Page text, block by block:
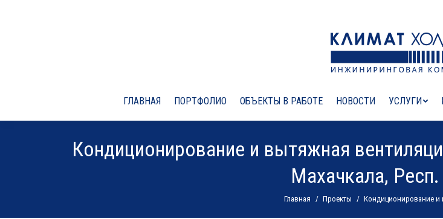
ГЛАВНАЯ ПОРТФОЛИО ОБЪЕКТЫ В РАБОТЕ НОВОСТИ УСЛУГИ
Кондиционирование и вытяжная
Махачкала, Респ.
Вы здесь:
Главная Проекты Кондиционирование и